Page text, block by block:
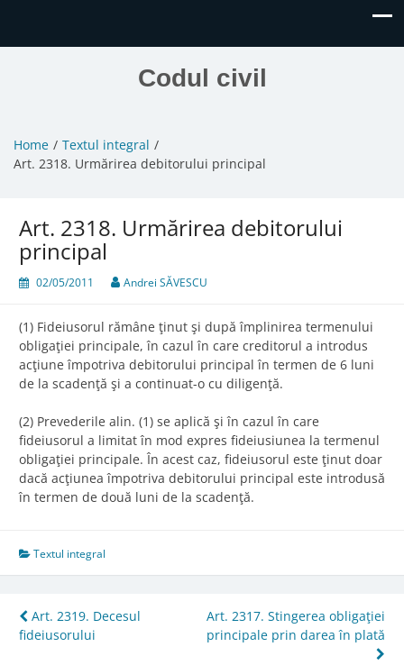
Codul civil
Home
Textul integral
Art. 2318. Urmărirea debitorului principal
Art. 2318. Urmărirea debitorului
principal
02/05/2011 Andrei SĂVESCU
(1) Fideiusorul rămâne ţinut şi după împlinirea termenului
obligaţiei principale, în cazul în care creditorul a introdus
acţiune împotriva debitorului principal în termen de 6 luni
de la scadenţă şi a continuat-o cu diligenţă.
(2) Prevederile alin. (1) se aplică şi în cazul în care
fideiusorul a limitat în mod expres fideiusiunea la termenul
obligaţiei principale. În acest caz, fideiusorul este ţinut doar
dacă acţiunea împotriva debitorului principal este introdusă
în termen de două luni de la scadenţă.
Textul integral
Post
navigation
Art. 2319. Decesul
fideiusorului
Art. 2317. Stingerea obligaţiei
principale prin darea în plată